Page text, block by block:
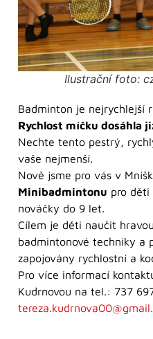
Ilustrační foto:
Badminton je nejrychlejší
Rychlost míčku dosáhla
Nechte tento pestrý,
vaše nejmenší.
Nově jsme pro vás v
Minibadmintonu pro děti
nováčky do 9 let.
Cílem je děti naučit
badmintonové techniky a
zapojovány rychlostní a
Pro více informací
Kudrnovou na tel.: 737